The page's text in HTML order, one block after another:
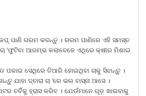
ପାଣି ଗରମ କରନ୍ତୁ । ଗରମ ପାଣିରେ ଏହି ସମସ୍ତ
’ଫୁଟିବା ଆରମ୍ଭ କଲାବେଳେ ଏଥିରେ କ୍ଷୀର ମିଶାଇ
ପକାଇ ସେଥିରେ ତିଆରି ହୋଇଥିବା ଚାକୁ ସିଝାନ୍ତୁ ।
ଯାହା ଦ୍ବାରା ଚା ’ରେ ଭଲ ବାସ୍ନା ଆସେ ।
ଚର୍ବିକୁ ହ୍ରାସ କରିବ । ଯେଉଁମାନେ ଗୂଡ଼ ଖାଇବାକୁ